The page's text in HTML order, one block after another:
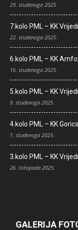
29. studenoga 2025.
7.kolo PML – KK
22. studenoga 2025.
6.kolo PML – KK
16. studenoga 2025.
5.kolo PML – KK
9. studenoga 2025.
4.kolo PML – KK
1. studenoga 2025.
3.kolo PML – KK
26. listopada 2025.
GALERIJA